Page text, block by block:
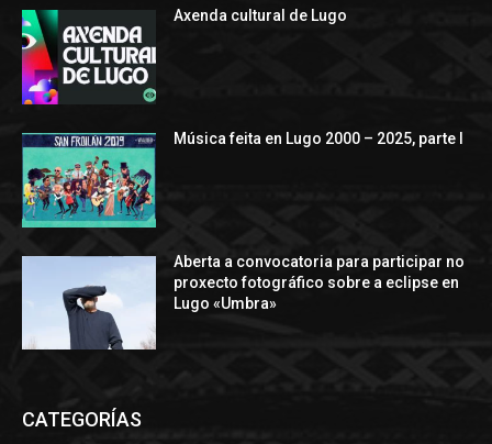
Axenda cultural de Lugo
Música feita en Lugo 2000 – 2025, parte I
Aberta a convocatoria para participar no
proxecto fotográfico sobre a eclipse en
Lugo «Umbra»
CATEGORÍAS